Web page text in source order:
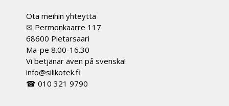
Ota meihin yhteyttä
✉ Permonkaarre 117
68600 Pietarsaari
Ma-pe 8.00-16.30
Vi betjänar även på svenska!
info@silikotek.fi
☎ 010 321 9790